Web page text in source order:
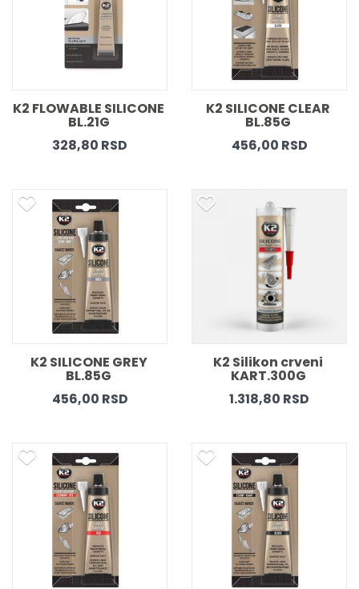
K2 FLOWABLE SILICONE
BL.21G
328,80 RSD
K2 SILICONE CLEAR
BL.85G
456,00 RSD
K2 SILICONE GREY
BL.85G
456,00 RSD
K2 Silikon crveni
KART.300G
1.318,80 RSD